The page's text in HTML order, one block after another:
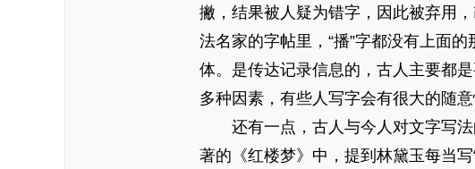
撇，结果被人疑为错字，因此被弃用
法名家的字帖里，“播”字都没有上面
体。是传达记录信息的，古人主要都
多种因素，有些人写字会有很大的随
还有一点，古人与今人对文字写法
著的《红楼梦》中，提到林黛玉每当